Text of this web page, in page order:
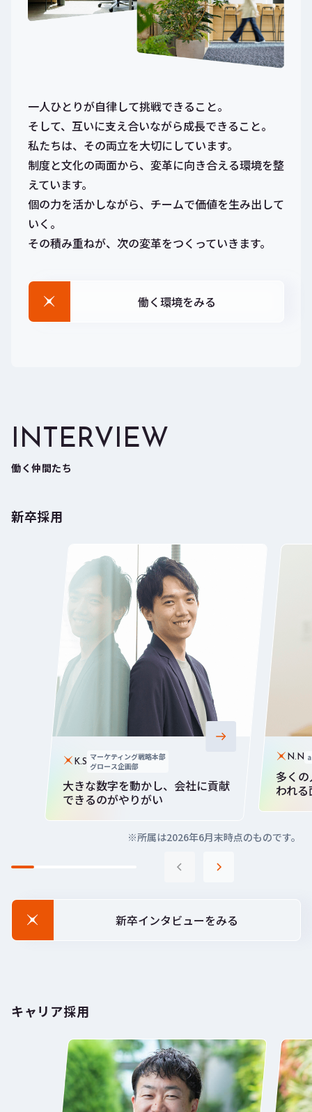
一人ひとりが自律して挑戦できること。
そして、互いに支え合いながら成長できること。
私たちは、その両立を大切にしています。
制度と文化の両面から、変革に向き合える環境を整
えています。
個の力を活かしながら、チームで価値を生み出して
いく。
その積み重ねが、次の変革をつくっていきます。
働く環境をみる
INTERVIEW
働く仲間たち
新卒採用
K.S マーケティング戦略本部
グロース企画部
大きな数字を動かし、会社に貢献
できるのがやりがい
N.N
多く
われ
※所属は2026年6月末時点のものです。
新卒インタビューをみる
キャリア採用